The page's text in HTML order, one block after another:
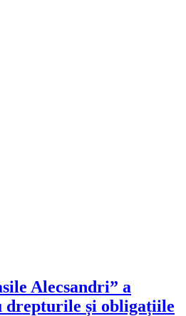
Alecsandri” a
drepturile și obligațiile